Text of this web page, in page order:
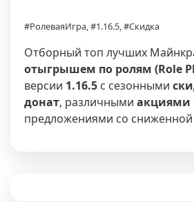
#РолеваяИгра, #1.16.5, #Скидка
Отборный топ лучших
отыгрышем по ролям (Role
версии 1.16.5 с сезонными
донат, различными акциями
предложениями со